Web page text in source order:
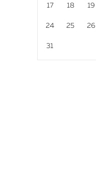
17 18 19
24 25 26
31